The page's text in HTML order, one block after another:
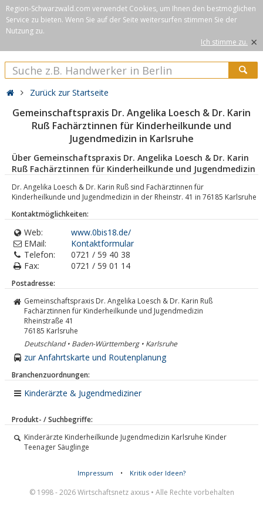
Region-Schwarzwald.com verwendet Cookies, um Ihnen den bestmöglichen
Service zu bieten. Wenn Sie auf der Seite weitersurfen stimmen Sie der
Nutzung zu.
Ich stimme zu. ×
Zurück zur Startseite
Gemeinschaftspraxis Dr. Angelika Loesch & Dr. Karin
Ruß Fachärztinnen für Kinderheilkunde und
Jugendmedizin in Karlsruhe
Über Gemeinschaftspraxis Dr. Angelika Loesch & Dr. Karin
Ruß Fachärztinnen für Kinderheilkunde und Jugendmedizin
Dr. Angelika Loesch & Dr. Karin Ruß sind Fachärztinnen für
Kinderheilkunde und Jugendmedizin in der Rheinstr. 41 in 76185 Karlsruhe
Kontaktmöglichkeiten:
Web:
www.0bis18.de/
EMail:
Kontaktformular
Telefon:
0721 / 59 40 38
Fax:
0721 / 59 01 14
Postadresse:
Gemeinschaftspraxis Dr. Angelika Loesch & Dr. Karin Ruß
Fachärztinnen für Kinderheilkunde und Jugendmedizin
Rheinstraße 41
76185 Karlsruhe
Deutschland • Baden-Württemberg • Karlsruhe
zur Anfahrtskarte und Routenplanung
Branchenzuordnungen:
Kinderärzte & Jugendmediziner
Produkt- / Suchbegriffe:
Kinderärzte Kinderheilkunde Jugendmedizin Karlsruhe Kinder
Teenager Säuglinge
Impressum • Kritik oder Ideen?
© 1998 - 2026 Wirtschaftsnetz axxus • Alle Rechte vorbehalten